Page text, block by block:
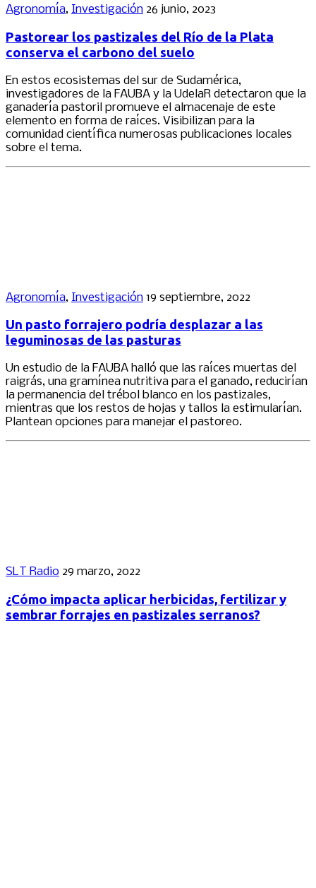
Agronomía, Investigación 26 junio, 2023
Pastorear los pastizales del Río de la Plata
conserva el carbono del suelo
En estos ecosistemas del sur de Sudamérica,
investigadores de la FAUBA y la UdelaR detectaron que la
ganadería pastoril promueve el almacenaje de este
elemento en forma de raíces. Visibilizan para la
comunidad científica numerosas publicaciones locales
sobre el tema.
Agronomía, Investigación 19 septiembre, 2022
Un pasto forrajero podría desplazar a las
leguminosas de las pasturas
Un estudio de la FAUBA halló que las raíces muertas del
raigrás, una gramínea nutritiva para el ganado, reducirían
la permanencia del trébol blanco en los pastizales,
mientras que los restos de hojas y tallos la estimularían.
Plantean opciones para manejar el pastoreo.
SLT Radio 29 marzo, 2022
¿Cómo impacta aplicar herbicidas, fertilizar y
sembrar forrajes en pastizales serranos?